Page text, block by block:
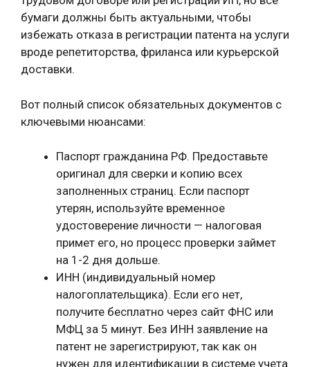
бумаги должны быть актуальными, чтобы
избежать отказа в регистрации патента на услуги
вроде репетиторства, фриланса или курьерской
доставки.
Вот полный список обязательных документов с
ключевыми нюансами:
Паспорт гражданина РФ. Предоставьте
оригинал для сверки и копию всех
заполненных страниц. Если паспорт
утерян, используйте временное
удостоверение личности — налоговая
примет его, но процесс проверки займет
на 1-2 дня дольше.
ИНН (индивидуальный номер
налогоплательщика). Если его нет,
получите бесплатно через сайт ФНС или
МФЦ за 5 минут. Без ИНН заявление на
патент не зарегистрируют, так как он
нужен для идентификации в системе учета